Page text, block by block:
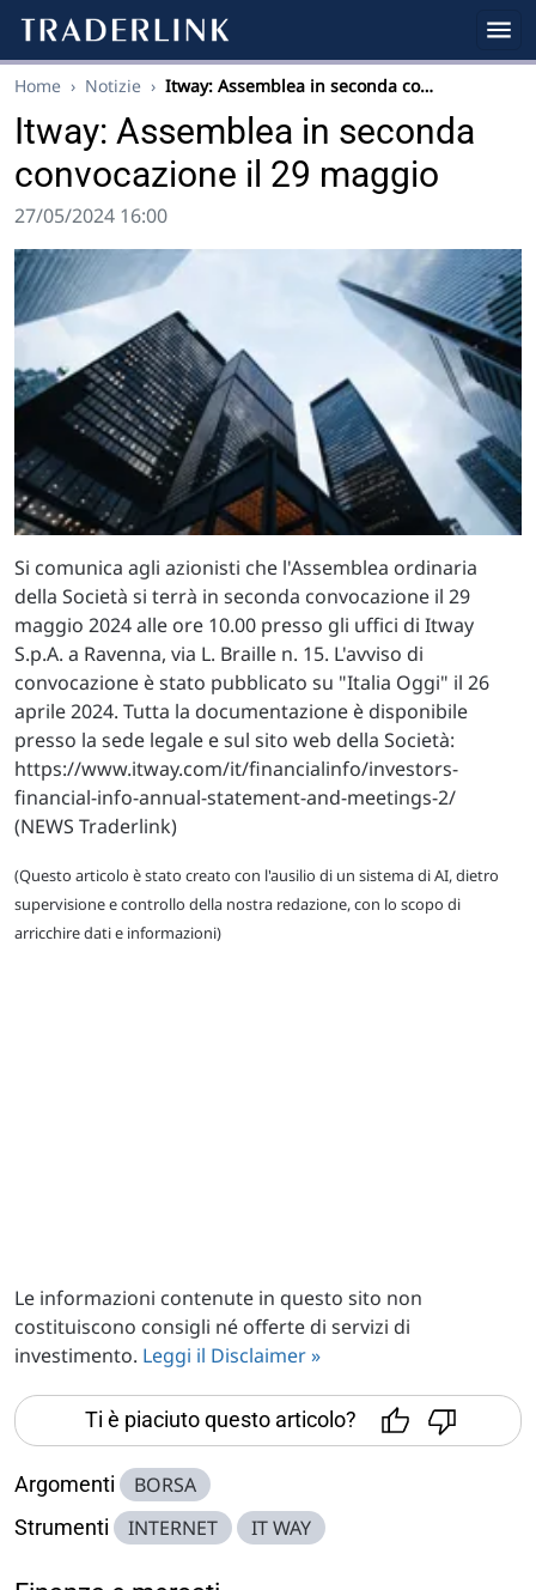
Home › Notizie › Itway: Assemblea in seconda co…
Itway: Assemblea in seconda
convocazione il 29 maggio
27/05/2024 16:00
Si comunica agli azionisti che l'Assemblea ordinaria
della Società si terrà in seconda convocazione il 29
maggio 2024 alle ore 10.00 presso gli uffici di Itway
S.p.A. a Ravenna, via L. Braille n. 15. L'avviso di
convocazione è stato pubblicato su "Italia Oggi" il 26
aprile 2024. Tutta la documentazione è disponibile
presso la sede legale e sul sito web della Società:
https://www.itway.com/it/financialinfo/investors-
financial-info-annual-statement-and-meetings-2/
(NEWS Traderlink)
(Questo articolo è stato creato con l'ausilio di un sistema di AI, dietro
supervisione e controllo della nostra redazione, con lo scopo di
arricchire dati e informazioni)
Le informazioni contenute in questo sito non
costituiscono consigli né offerte di servizi di
investimento. Leggi il Disclaimer »
Ti è piaciuto questo articolo?
Argomenti BORSA
Strumenti INTERNET IT WAY